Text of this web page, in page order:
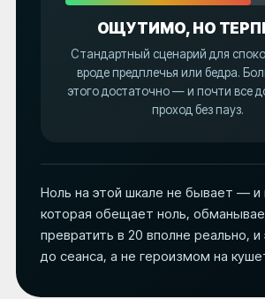
ОЩУТИМО, НО
Стандартный сценарий для
вроде предплечья или бедра.
этого достаточно — и почти все
проход без пауз.
Ноль на этой шкале не бывает — и
которая обещает ноль,
превратить в 20 вполне реально,
до сеанса, а не героизмом на